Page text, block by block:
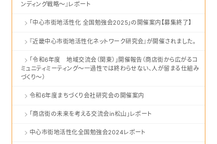
ンディング戦略～』レポート
「中心市街地活性化 全国勉強会2025」の開催案内【募集終了】
『近畿中心市街地活性化ネットワーク研究会』が開催されました。
「令和6年度 地域交流会（関東）」開催報告（商店街から広がるコ
ミュニティミーティング～一過性では終わらせない、人が留まる仕組み
づくり～）
令和6年度まちづくり会社研究会の開催案内
「商店街の未来を考える交流会in松山」レポート
中心市街地活性化全国勉強会2024レポート